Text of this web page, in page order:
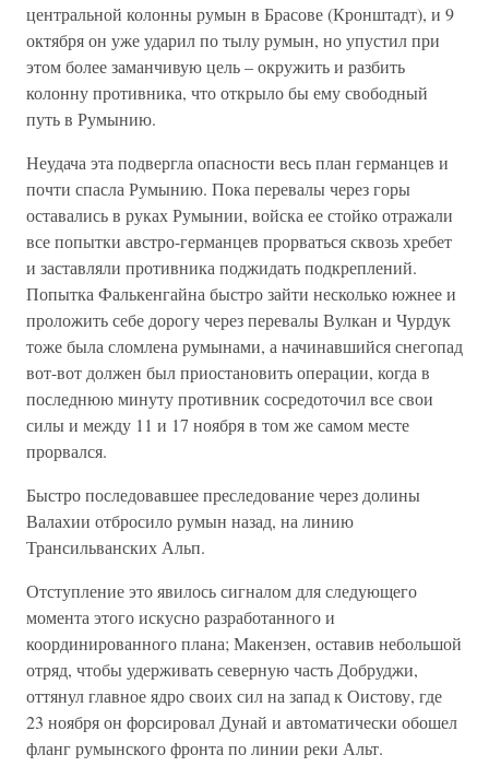
центральной колонны румын в Брасове (Кронштадт), и 9
октября он уже ударил по тылу румын, но упустил при
этом более заманчивую цель – окружить и разбить
колонну противника, что открыло бы ему свободный
путь в Румынию.
Неудача эта подвергла опасности весь план германцев и
почти спасла Румынию. Пока перевалы через горы
оставались в руках Румынии, войска ее стойко отражали
все попытки австро-германцев прорваться сквозь хребет
и заставляли противника поджидать подкреплений.
Попытка Фалькенгайна быстро зайти несколько южнее и
проложить себе дорогу через перевалы Вулкан и Чурдук
тоже была сломлена румынами, а начинавшийся снегопад
вот-вот должен был приостановить операции, когда в
последнюю минуту противник сосредоточил все свои
силы и между 11 и 17 ноября в том же самом месте
прорвался.
Быстро последовавшее преследование через долины
Валахии отбросило румын назад, на линию
Трансильванских Альп.
Отступление это явилось сигналом для следующего
момента этого искусно разработанного и
координированного плана; Макензен, оставив небольшой
отряд, чтобы удерживать северную часть Добруджи,
оттянул главное ядро своих сил на запад к Оистову, где
23 ноября он форсировал Дунай и автоматически обошел
фланг румынского фронта по линии реки Альт.